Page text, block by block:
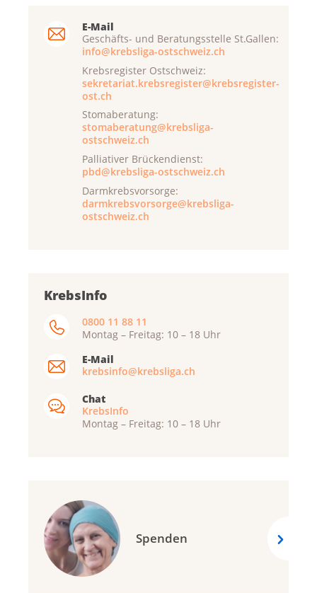
E-Mail
Geschäfts- und Beratungsstelle St.Gallen:
info@krebsliga-ostschweiz.ch
Krebsregister Ostschweiz:
sekretariat.krebsregister@krebsregister-
ost.ch
Stomaberatung:
stomaberatung@krebsliga-
ostschweiz.ch
Palliativer Brückendienst:
pbd@krebsliga-ostschweiz.ch
Darmkrebsvorsorge:
darmkrebsvorsorge@krebsliga-
ostschweiz.ch
KrebsInfo
0800 11 88 11
Montag – Freitag: 10 – 18 Uhr
E-Mail
krebsinfo@krebsliga.ch
Chat
KrebsInfo
Montag – Freitag: 10 – 18 Uhr
Spenden